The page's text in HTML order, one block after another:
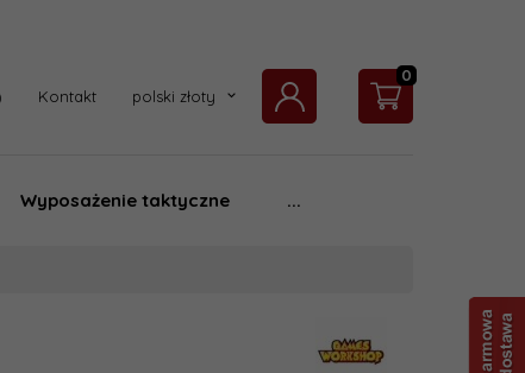
Kontakt currency_h
polski złoty
0
Wyposażenie taktyczne ...